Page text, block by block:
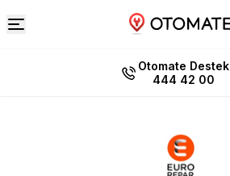
Otomate Destek
444 42 00